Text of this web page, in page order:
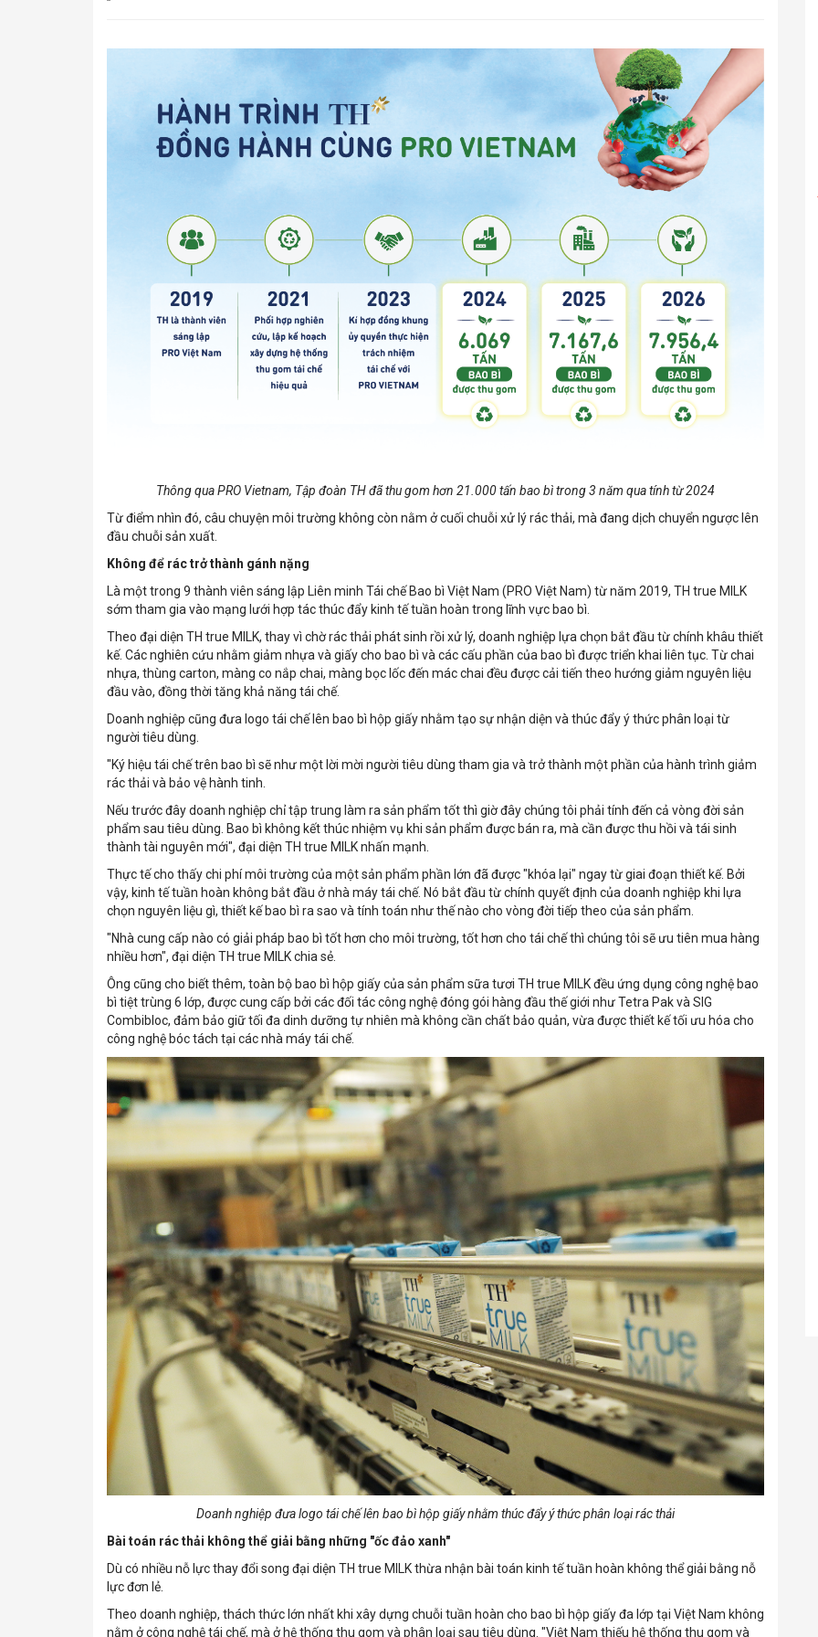
Thông qua PRO Vietnam, Tập đoàn TH đã thu gom hơn 21.000 tấn bao bì trong 3 năm qua tính từ 2024
Từ điểm nhìn đó, câu chuyện môi trường không còn nằm ở cuối chuỗi xử lý rác thải, mà đang dịch chuyển ngược lên
đầu chuỗi sản xuất.
Không để rác trở thành gánh nặng
Là một trong 9 thành viên sáng lập Liên minh Tái chế Bao bì Việt Nam (PRO Việt Nam) từ năm 2019, TH true MILK
sớm tham gia vào mạng lưới hợp tác thúc đẩy kinh tế tuần hoàn trong lĩnh vực bao bì.
Theo đại diện TH true MILK, thay vì chờ rác thải phát sinh rồi xử lý, doanh nghiệp lựa chọn bắt đầu từ chính khâu thiết
kế. Các nghiên cứu nhằm giảm nhựa và giấy cho bao bì và các cấu phần của bao bì được triển khai liên tục. Từ chai
nhựa, thùng carton, màng co nắp chai, màng bọc lốc đến mác chai đều được cải tiến theo hướng giảm nguyên liệu
đầu vào, đồng thời tăng khả năng tái chế.
Doanh nghiệp cũng đưa logo tái chế lên bao bì hộp giấy nhằm tạo sự nhận diện và thúc đẩy ý thức phân loại từ
người tiêu dùng.
"Ký hiệu tái chế trên bao bì sẽ như một lời mời người tiêu dùng tham gia và trở thành một phần của hành trình giảm
rác thải và bảo vệ hành tinh.
Nếu trước đây doanh nghiệp chỉ tập trung làm ra sản phẩm tốt thì giờ đây chúng tôi phải tính đến cả vòng đời sản
phẩm sau tiêu dùng. Bao bì không kết thúc nhiệm vụ khi sản phẩm được bán ra, mà cần được thu hồi và tái sinh
thành tài nguyên mới", đại diện TH true MILK nhấn mạnh.
Thực tế cho thấy chi phí môi trường của một sản phẩm phần lớn đã được "khóa lại" ngay từ giai đoạn thiết kế. Bởi
vậy, kinh tế tuần hoàn không bắt đầu ở nhà máy tái chế. Nó bắt đầu từ chính quyết định của doanh nghiệp khi lựa
chọn nguyên liệu gì, thiết kế bao bì ra sao và tính toán như thế nào cho vòng đời tiếp theo của sản phẩm.
"Nhà cung cấp nào có giải pháp bao bì tốt hơn cho môi trường, tốt hơn cho tái chế thì chúng tôi sẽ ưu tiên mua hàng
nhiều hơn", đại diện TH true MILK chia sẻ.
Ông cũng cho biết thêm, toàn bộ bao bì hộp giấy của sản phẩm sữa tươi TH true MILK đều ứng dụng công nghệ bao
bì tiệt trùng 6 lớp, được cung cấp bởi các đối tác công nghệ đóng gói hàng đầu thế giới như Tetra Pak và SIG
Combibloc, đảm bảo giữ tối đa dinh dưỡng tự nhiên mà không cần chất bảo quản, vừa được thiết kế tối ưu hóa cho
công nghệ bóc tách tại các nhà máy tái chế.
Doanh nghiệp đưa logo tái chế lên bao bì hộp giấy nhằm thúc đẩy ý thức phân loại rác thải
Bài toán rác thải không thể giải bằng những "ốc đảo xanh"
Dù có nhiều nỗ lực thay đổi song đại diện TH true MILK thừa nhận bài toán kinh tế tuần hoàn không thể giải bằng nỗ
lực đơn lẻ.
Theo doanh nghiệp, thách thức lớn nhất khi xây dựng chuỗi tuần hoàn cho bao bì hộp giấy đa lớp tại Việt Nam không
nằm ở công nghệ tái chế, mà ở hệ thống thu gom và phân loại sau tiêu dùng. "Việt Nam thiếu hệ thống thu gom và